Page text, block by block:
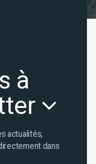
à
actualités,
dans